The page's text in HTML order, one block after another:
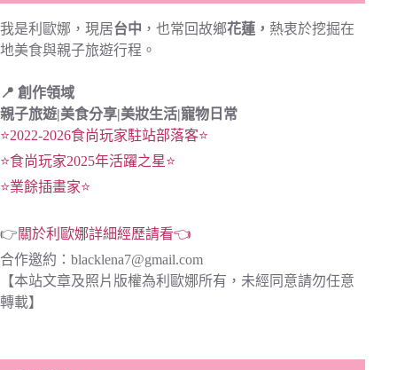
我是利歐娜，現居台中 ，也常回故鄉花蓮， 熱衷於挖掘在
地美食與親子旅遊行程。
📍 創作領域
親子旅遊|美食分享|美妝生活|寵物日常
⭐2022-2026食尚玩家駐站部落客⭐
⭐食尚玩家2025年活躍之星⭐
⭐業餘插畫家⭐
👉關於利歐娜詳細經歷請看👈
合作邀約： blacklena7@gmail.com
【本站文章及照片版權為利歐娜所有，未經同意請勿任意
轉載】